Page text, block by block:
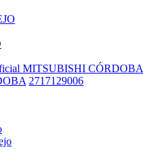
MITSUBISHI CÓRDOBA
2717129006